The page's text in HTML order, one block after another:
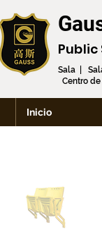
Sala |
Centro
Inicio